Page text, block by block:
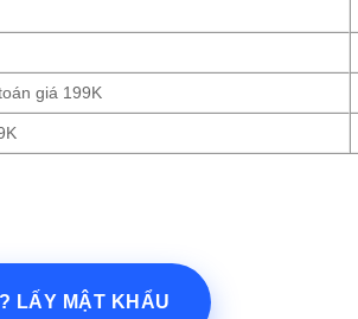
giá 199K
LẤY MẬT KHẨU